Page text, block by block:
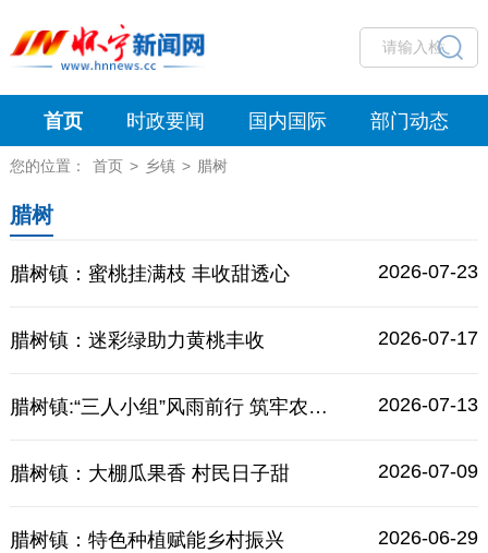
首页 时政要闻 国内国际 部门动态
您的位置： 首页 > 乡镇 > 腊树
腊树
腊树镇：蜜桃挂满枝 丰收甜透心 2026-07-23
腊树镇：迷彩绿助力黄桃丰收 2026-07-17
腊树镇:“三人小组”风雨前行 筑牢农村地区防线 2026-07-13
腊树镇：大棚瓜果香 村民日子甜 2026-07-09
腊树镇：特色种植赋能乡村振兴 2026-06-29